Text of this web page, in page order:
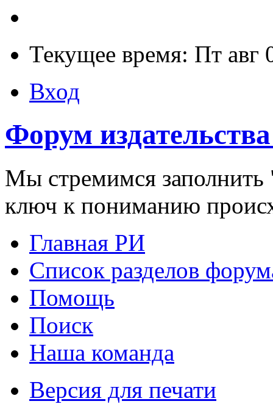
Текущее время: Пт авг
Вход
Форум
Мы стремимся заполнить
ключ к пониманию
Главная РИ
Список разделов
Помощь
Поиск
Наша команда
Версия для печати